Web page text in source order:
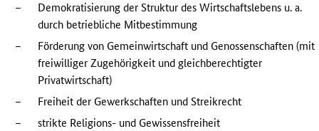
–
Demokratisierung der Struktur des Wirtschaftslebens u. a.
durch betriebliche Mitbestimmung
–
Förderung von Gemeinwirtschaft und Genossenschaften (mit
freiwilliger Zugehörigkeit und gleichberechtigter
Privatwirtschaft)
–
Freiheit der Gewerkschaften und Streikrecht
–
strikte Religions- und Gewissensfreiheit